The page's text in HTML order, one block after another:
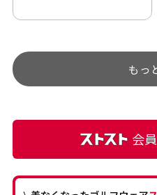
す。
もっ
会